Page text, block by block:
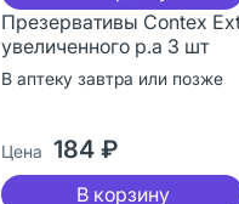
Презервативы Contex
увеличенного р.а 3 шт
В аптеку завтра или позже
Цена 184 ₽
В корзину